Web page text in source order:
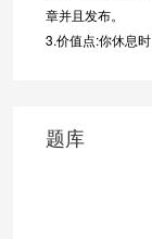
章并且发布。
3.价值点:你休息时
题库